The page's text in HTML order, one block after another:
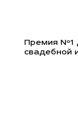
Премия
свадебной